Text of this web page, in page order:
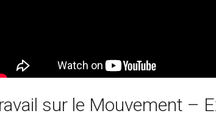
sur le Mouvement –